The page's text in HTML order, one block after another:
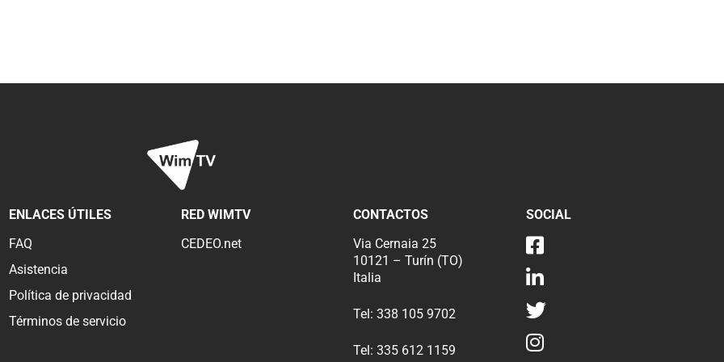
ENLACES ÚTILES
FAQ
Asistencia
Política de privacidad
Términos de servicio
RED WIMTV
CEDEO.net
CONTACTOS
Via Cernaia 25
10121 – Turín (TO)
Italia
Tel:338 105 9702
Tel:335 612 1159
SOCIAL